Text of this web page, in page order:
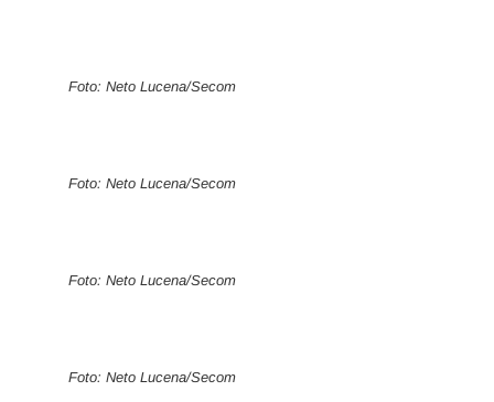
Foto: Neto Lucena/Secom
Foto: Neto Lucena/Secom
Foto: Neto Lucena/Secom
Foto: Neto Lucena/Secom